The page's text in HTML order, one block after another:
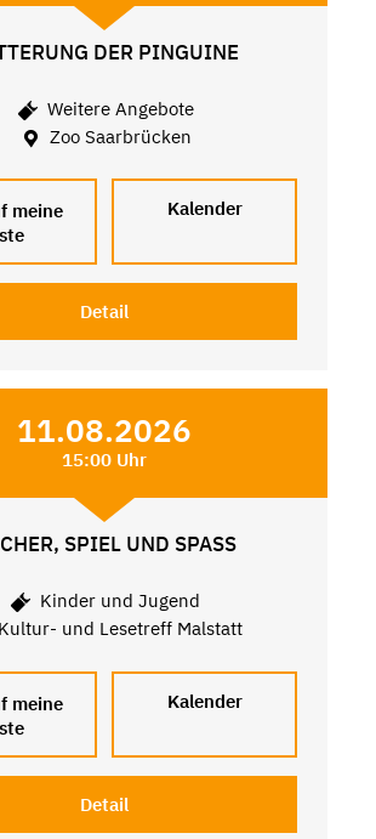
DER PINGUINE
Weitere Angebote
Zoo Saarbrücken
meine
Kalender
Detail
11.08.2026
15:00 Uhr
SPIEL UND SPASS
Kinder und Jugend
Kultur- und Lesetreff Malstatt
meine
Kalender
Detail